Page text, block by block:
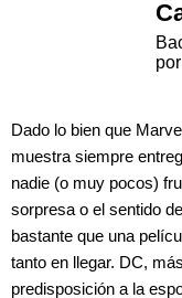
Dado lo bien que
muestra siempre
nadie (o muy pocos)
sorpresa o el sentido
bastante que una
tanto en llegar. DC,
predisposición a la